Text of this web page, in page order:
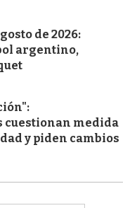
de 2026:
argentino,
cuestionan medida
y piden cambios